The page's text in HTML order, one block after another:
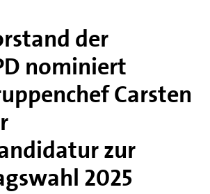
der
nominiert
Carsten
zur
2025